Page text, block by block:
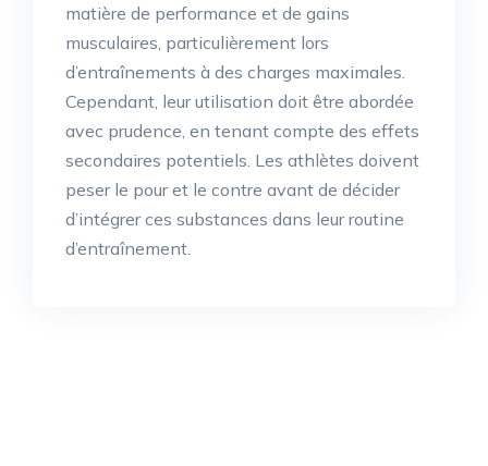
matière de performance et de gains
musculaires, particulièrement lors
d’entraînements à des charges maximales.
Cependant, leur utilisation doit être abordée
avec prudence, en tenant compte des effets
secondaires potentiels. Les athlètes doivent
peser le pour et le contre avant de décider
d’intégrer ces substances dans leur routine
d’entraînement.